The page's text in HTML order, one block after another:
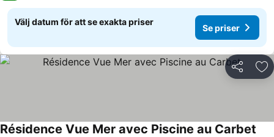
Välj datum för att se exakta priser
Se priser
Dela
Résidence Vue Mer avec Piscine au Carbet